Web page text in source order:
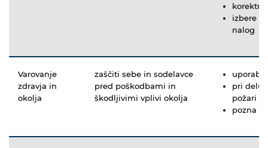
izbere
nalog
Varovanje
zdravja in
okolja
zaščiti sebe in sodelavce
pred poškodbami in
škodljivimi vplivi okolja
pri delu
požari
pozna